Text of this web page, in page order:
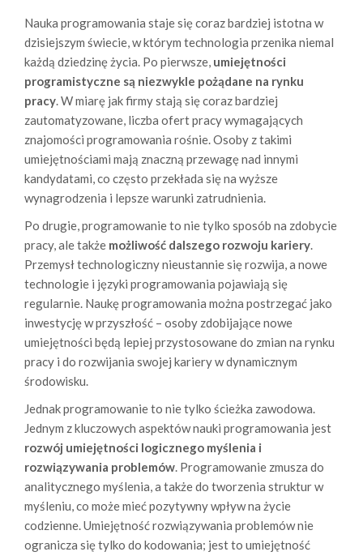
Nauka programowania staje się coraz bardziej istotna w
dzisiejszym świecie, w którym technologia przenika niemal
każdą dziedzinę życia. Po pierwsze, umiejętności
programistyczne są niezwykle pożądane na rynku
pracy. W miarę jak firmy stają się coraz bardziej
zautomatyzowane, liczba ofert pracy wymagających
znajomości programowania rośnie. Osoby z takimi
umiejętnościami mają znaczną przewagę nad innymi
kandydatami, co często przekłada się na wyższe
wynagrodzenia i lepsze warunki zatrudnienia.
Po drugie, programowanie to nie tylko sposób na zdobycie
pracy, ale także możliwość dalszego rozwoju kariery.
Przemysł technologiczny nieustannie się rozwija, a nowe
technologie i języki programowania pojawiają się
regularnie. Naukę programowania można postrzegać jako
inwestycję w przyszłość – osoby zdobijające nowe
umiejętności będą lepiej przystosowane do zmian na rynku
pracy i do rozwijania swojej kariery w dynamicznym
środowisku.
Jednak programowanie to nie tylko ścieżka zawodowa.
Jednym z kluczowych aspektów nauki programowania jest
rozwój umiejętności logicznego myślenia i
rozwiązywania problemów. Programowanie zmusza do
analitycznego myślenia, a także do tworzenia struktur w
myśleniu, co może mieć pozytywny wpływ na życie
codzienne. Umiejętność rozwiązywania problemów nie
ogranicza się tylko do kodowania; jest to umiejętność